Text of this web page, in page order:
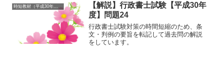
【解説】行政書士試験【平成30年
度】問題24
行政書士試験対策の時間短縮のため、条
文・判例の要旨を転記して過去問の解説
をしています。